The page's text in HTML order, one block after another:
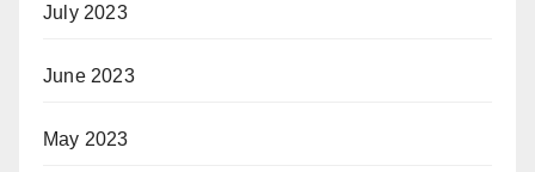
July 2023
June 2023
May 2023